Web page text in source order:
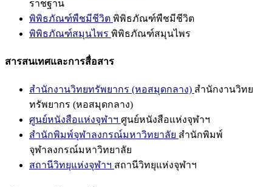
ราชฐาน
พิพิธภัณฑ์พืชมีชีวิต พิพิธภัณฑ์พืชมีชีวิต
พิพิธภัณฑ์สมุนไพร พิพิธภัณฑ์สมุนไพร
สารสนเทศและการสื่อสาร
สำนักงานวิทยทรัพยากร (หอสมุดกลาง) สำนักงานวิทย
ทรัพยากร (หอสมุดกลาง)
ศูนย์หนังสือแห่งจุฬาฯ ศูนย์หนังสือแห่งจุฬาฯ
สำนักพิมพ์จุฬาลงกรณ์มหาวิทยาลัย สำนักพิมพ์
จุฬาลงกรณ์มหาวิทยาลัย
สถานีวิทยุแห่งจุฬาฯ สถานีวิทยุแห่งจุฬาฯ